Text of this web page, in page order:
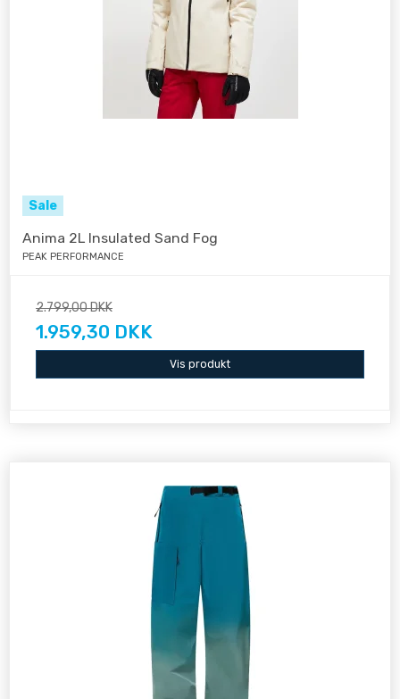
Sale
Anima 2L Insulated Sand Fog
PEAK PERFORMANCE
2.799,00 DKK
1.959,30 DKK
Vis produkt